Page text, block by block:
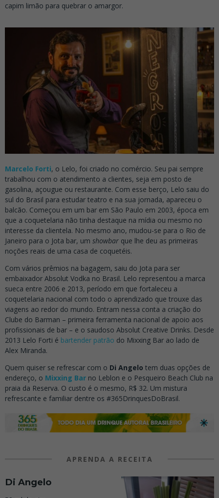
capim limão para quebrar o amargor.
Marcelo Forti, o Lelo, foi criado no comércio. Seu pai sempre
trabalhou com o atendimento a clientes, seja em posto de
gasolina, açougue ou restaurante. Com esse berço, Lelo saiu do
sul do Brasil para estudar teatro e na sua jornada, apareceu o
balcão. Começou em um bar em São Paulo em 2003, época em
que a coquetelaria não tinha destaque na mídia ou mesmo no
interesse da clientela. No mesmo ano, mudou-se para o Rio de
Janeiro para o Jota bar, um showbar que lhe deu as primeiras
noções reais de uma casa de coquetéis.
Com vários prêmios na bagagem, saiu do Jota para ser
embaixador Absolut Vodka no Brasil. Lelo representou a marca
sueca entre 2006 e 2013, período em que fortaleceu a
coquetelaria nacional com todo o aprendizado que trouxe das
viagens ao redor do mundo. Entram nessa conta a criação do
Clube do Barman – primeira ferramenta nacional de apoio aos
profissionais de bar – e o saudoso Absolut Creative Drinks. Desde
2013 Lelo Forti é bartender patrão do Mixxing Bar ao lado de
Alex Miranda.
Quem quiser se refrescar com o Di Angelo tem duas opções de
endereço, o Mixxing Bar no Leblon e o Pesqueiro Beach Club na
praia da Reserva. O custo é o mesmo, R$ 32. Um mistura
refrescante e familiar dentre os #365DrinquesDoBrasil.
APRENDA A RECEITA
Di Angelo